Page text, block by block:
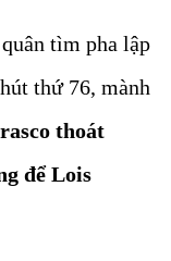
tìm pha lập
thứ 76, mành
thoát
để Lois